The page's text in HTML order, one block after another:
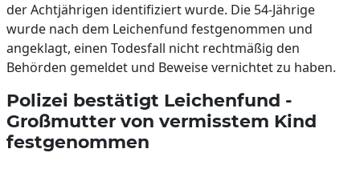
der Achtjährigen identifiziert wurde. Die 54-Jährige
wurde nach dem Leichenfund festgenommen und
angeklagt, einen Todesfall nicht rechtmäßig den
Behörden gemeldet und Beweise vernichtet zu haben.
Polizei bestätigt Leichenfund -
Großmutter von vermisstem Kind
festgenommen